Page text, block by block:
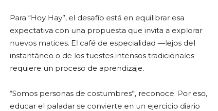
Para “Hoy Hay”, el desafío está en equilibrar esa
expectativa con una propuesta que invita a explorar
nuevos matices. El café de especialidad —lejos del
instantáneo o de los tuestes intensos tradicionales—
requiere un proceso de aprendizaje.
“Somos personas de costumbres”, reconoce. Por eso,
educar el paladar se convierte en un ejercicio diario